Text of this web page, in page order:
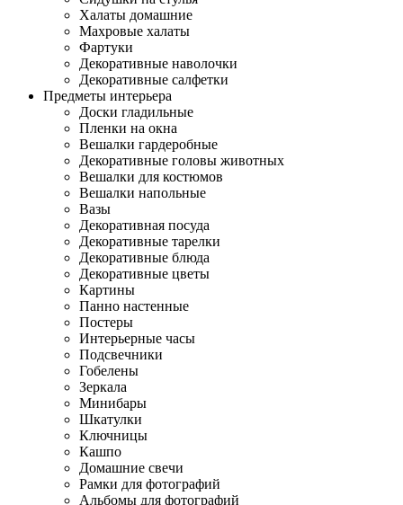
Халаты домашние
Махровые халаты
Фартуки
Декоративные наволочки
Декоративные салфетки
Предметы интерьера
Доски гладильные
Пленки на окна
Вешалки гардеробные
Декоративные головы животных
Вешалки для костюмов
Вешалки напольные
Вазы
Декоративная посуда
Декоративные тарелки
Декоративные блюда
Декоративные цветы
Картины
Панно настенные
Постеры
Интерьерные часы
Подсвечники
Гобелены
Зеркала
Минибары
Шкатулки
Ключницы
Кашпо
Домашние свечи
Рамки для фотографий
Альбомы для фотографий